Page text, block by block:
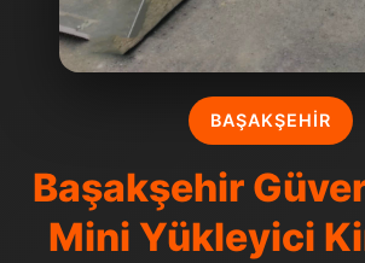
BAŞAKŞEHIR
Başakşehir
Mini Yükleyici